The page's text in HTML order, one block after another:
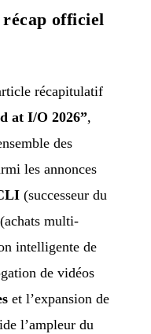
officiel
récapitulatif
at I/O 2026”,
des
les annonces
(successeur du
(achats multi-
intelligente de
de vidéos
et l’expansion de
l’ampleur du